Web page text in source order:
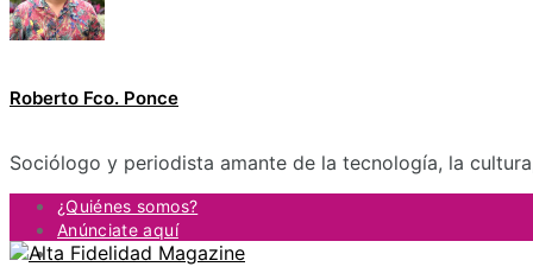
Roberto Fco. Ponce
Sociólogo y periodista amante de la tecnología, la
¿Quiénes somos?
Anúnciate aquí
Contacto